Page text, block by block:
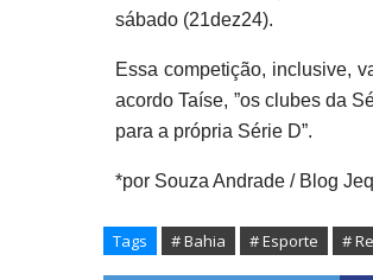
sábado (21dez24).
Essa competição, inclusive,
acordo Taíse, ”os clubes da
para a própria Série D”.
*por Souza Andrade / Blog
Tags # Bahia # Esporte #